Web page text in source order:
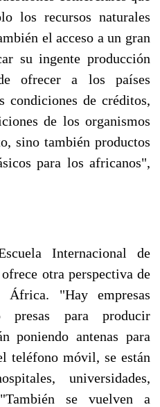
los recursos naturales
el acceso a un gran
su ingente producción
ofrecer a los países
condiciones de créditos,
de los organismos
sino también productos
para los africanos",
Internacional de
otra perspectiva de
"Hay empresas
presas para producir
poniendo antenas para
teléfono móvil, se están
universidades,
se vuelven a